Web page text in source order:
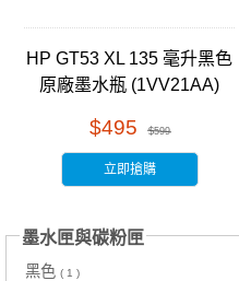
HP GT53 XL 135 毫升黑色
原廠墨水瓶 (1VV21AA)
$495 $599
立即搶購
墨水匣與碳粉匣
黑色 ( 1 )